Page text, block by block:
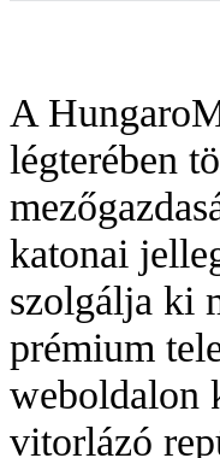
A
légterében
katonai
szolgálja ki
prémium
weboldalon
vitorlázó